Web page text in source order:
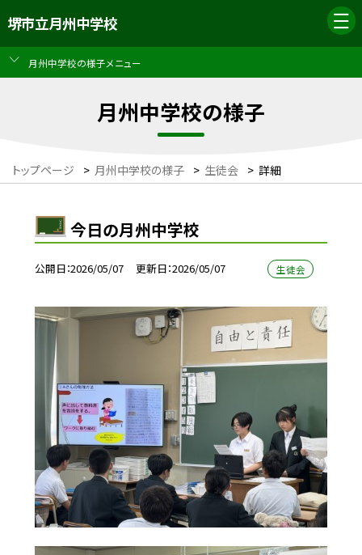
堺市立月州中学校
月州中学校の様子メニュー
月州中学校の様子
トップページ > 月州中学校の様子 > 生徒会 > 詳細
今日の月州中学校
公開日 2026/05/07 更新日 2026/05/07 生徒会